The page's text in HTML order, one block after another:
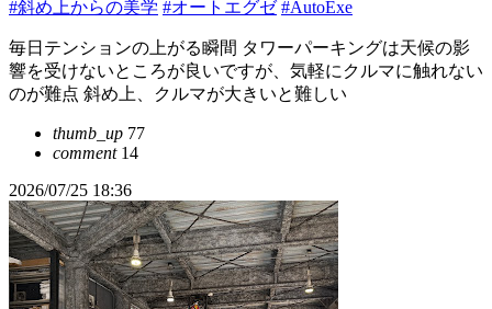
#斜め上からの美学 #オートエグゼ #AutoExe
毎日テンションの上がる瞬間 タワーパーキングは天候の影
響を受けないところが良いですが、気軽にクルマに触れない
のが難点 斜め上、クルマが大きいと難しい
thumb_up 77
comment14
2026/07/25 18:36